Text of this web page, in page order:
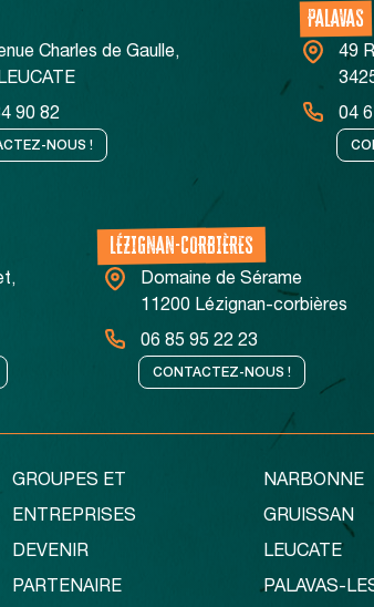
Charles de Gaulle,
90 82
NOUS !
PALAVAS
49
04
LÉZIGNAN-CORBIÈRES
Domaine de Sérame
11200 Lézignan-corbières
06 85 95 22 23
CONTACTEZ-NOUS !
GROUPES ET
ENTREPRISES
DEVENIR
PARTENAIRE
NARBONNE
GRUISSAN
LEUCATE
PALAVAS-